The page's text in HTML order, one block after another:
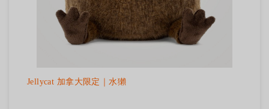
Jellycat 加拿大限定｜水獺